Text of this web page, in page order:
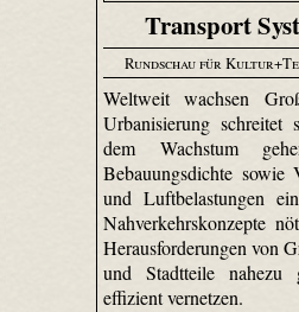
Transport
Rundschau für
Weltweit wachsen
Urbanisierung
dem Wachstum
Bebauungsdichte sowie
und Luftbelastungen
Nahverkehrskonzepte
Herausforderungen von
und Stadtteile nahezu
effizient vernetzen.